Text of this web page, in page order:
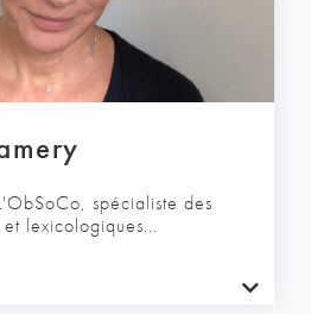
spécialiste des
lexicologiques...